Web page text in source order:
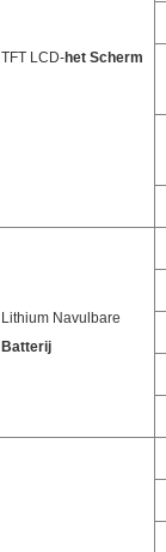
TFT LCD-het Scherm
Lithium Navulbare
Batterij